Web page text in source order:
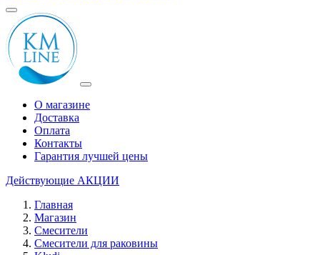
О магазине
Доставка
Оплата
Контакты
Гарантия лучшей цены
Действующие АКЦИИ
Главная
Магазин
Смесители
Смесители для раковины